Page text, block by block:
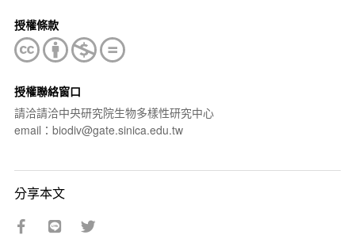
授權條款
授權聯絡窗口
請洽請洽中央研究院生物多樣性研究中心
email：biodiv@gate.sinica.edu.tw
分享本文